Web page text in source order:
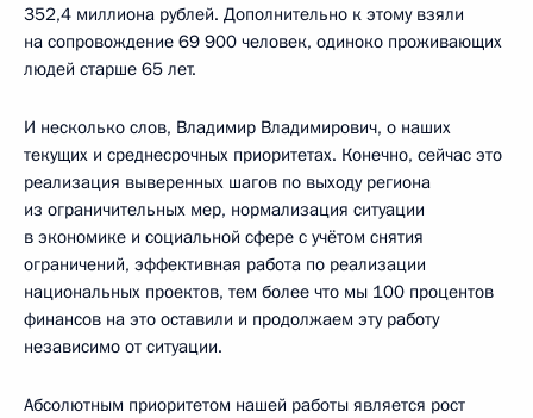
352,4 миллиона рублей. Дополнительно к этому взяли
на сопровождение 69 900 человек, одиноко проживающих
людей старше 65 лет.
И несколько слов, Владимир Владимирович, о наших
текущих и среднесрочных приоритетах. Конечно, сейчас это
реализация выверенных шагов по выходу региона
из ограничительных мер, нормализация ситуации
в экономике и социальной сфере с учётом снятия
ограничений, эффективная работа по реализации
национальных проектов, тем более что мы 100 процентов
финансов на это оставили и продолжаем эту работу
независимо от ситуации.
Абсолютным приоритетом нашей работы является рост